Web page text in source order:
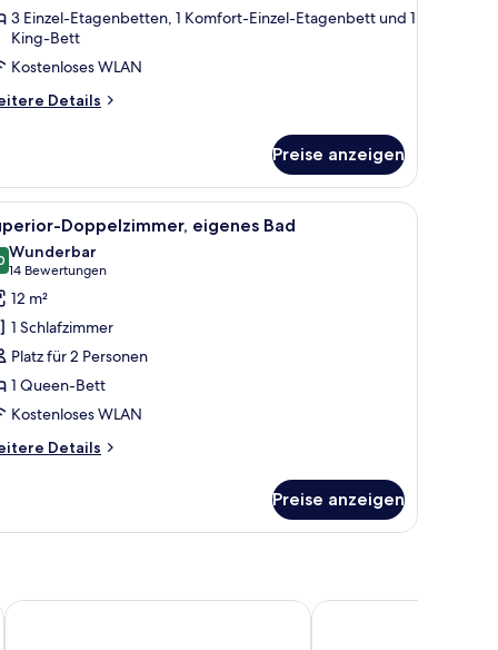
3 Einzel-Etagenbetten, 1 Komfort-Einzel-Etagenbett und 1
King-Bett
Kostenloses WLAN
Details
Schlafzimmer
Preise anzeigen
mit einer Leiter, Ablageflächen darüber und einem Wandhaken.
Ein ordentlich bezogenes Bett mit weißen
7 Doppelzimmer, eigenes Bad
von 10
Wunderbar
14 Bewertungen
(14
Bewertungen)
12 m²
1 Schlafzimmer
Platz für 2 Personen
1 Queen-Bett
Kostenloses WLAN
Details
Preise anzeigen
Tärnaby Fjällhotell Hotell Wilhelmina